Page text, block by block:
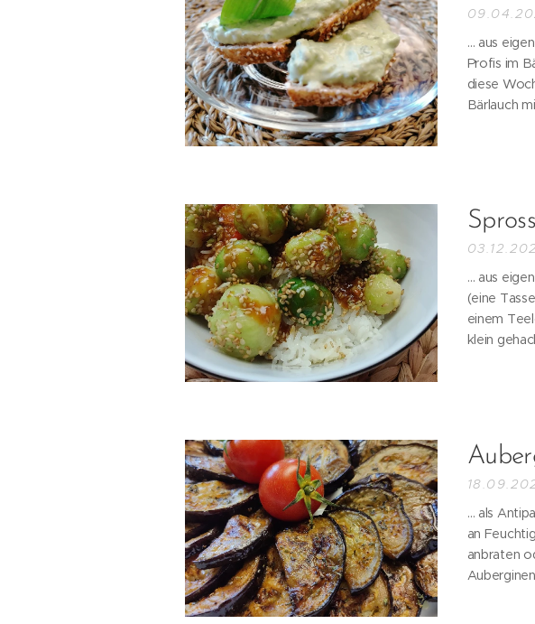
… aus
Profis im
diese
Bärlauch
… aus
(eine
einem
klein
… als
an
anbraten